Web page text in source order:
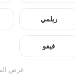
ريلمي
فيفو
عرض